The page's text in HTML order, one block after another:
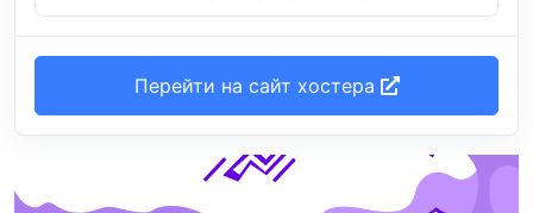
Перейти на сайт хостера